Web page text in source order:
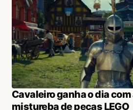
Cavaleiro ganha o dia
mistureba de peças LEGO